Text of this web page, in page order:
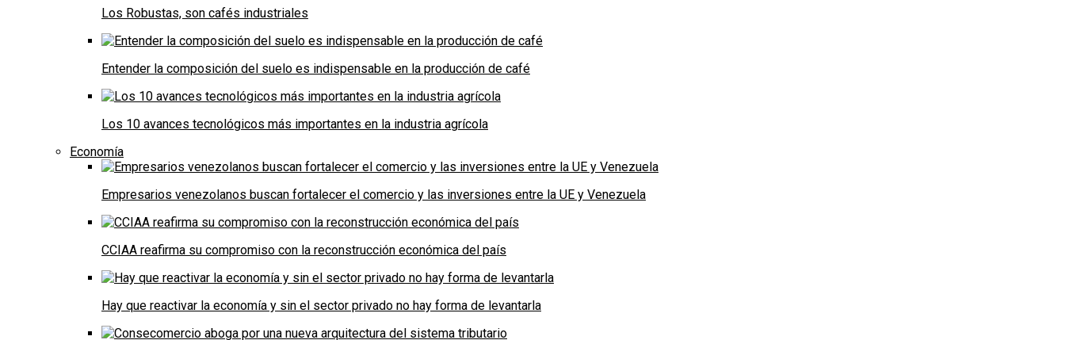
Los Robustas, son cafés industriales
Entender la composición del suelo es indispensable en la producción de café
Los 10 avances tecnológicos más importantes en la industria agrícola
Economía
Empresarios venezolanos buscan fortalecer el comercio y las inversiones entre la UE y Venezuela
CCIAA reafirma su compromiso con la reconstrucción económica del país
Hay que reactivar la economía y sin el sector privado no hay forma de levantarla